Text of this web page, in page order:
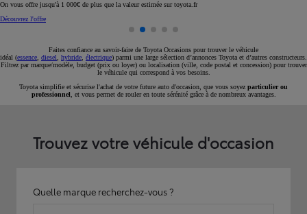
Réservez en ligne
Faites confiance au savoir-faire de Toyota Occasions pour trouver le véhicule
idéal (essence diesel hybride électrique) parmi une large sélection d’annonces Toyota et d’autres constructeurs.
Filtrez par marque/modèle, budget (prix ou loyer) ou localisation (ville, code postal et concession) pour trouver
le véhicule qui correspond à vos besoins.
Toyota simplifie et sécurise l'achat de votre future auto d'occasion, que vous soyez particulier ou
professionnel , et vous permet de rouler en toute sérénité grâce à de nombreux avantages.
Trouvez votre véhicule d'occasion
Quelle marque recherchez-vous ?